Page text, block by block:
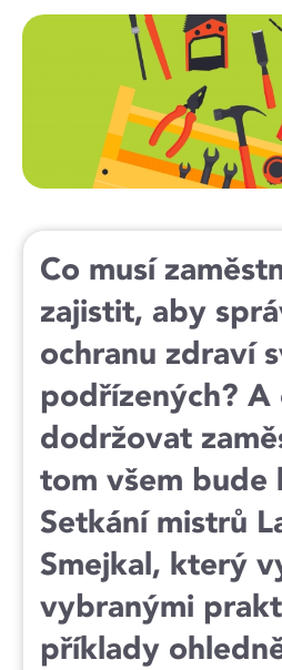
Co musí
zajistit, aby
ochranu zdraví
podřízených? A
dodržovat
tom všem bude
Setkání mistrů
Smejkal, který
vybranými
příklady